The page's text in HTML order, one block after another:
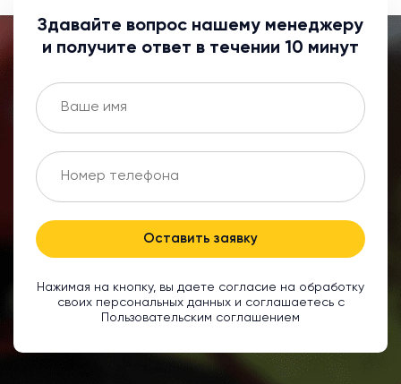
Здавайте вопрос нашему менеджеру
и получите ответ в течении 10 минут
Оставить заявку
Нажимая на кнопку, вы даете согласие на обработку
своих персональных данных и соглашаетесь с
Пользовательским соглашением